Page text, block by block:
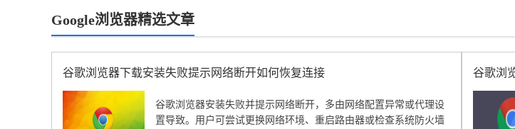
Google浏览器精选文章
谷歌浏览器下载安装失败提示网络断开如何恢复连接
谷歌浏览器安装失败并提示网络断开，多由网络配置异常或代理设
置导致。用户可尝试更换网络环境、重启路由器或检查系统防火墙
谷歌浏